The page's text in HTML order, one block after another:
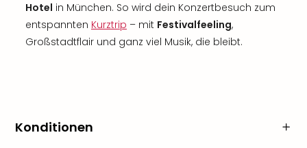
Hotel in München. So wird dein Konzertbesuch zum
entspannten Kurztrip – mit Festivalfeeling,
Großstadtflair und ganz viel Musik, die bleibt.
Konditionen